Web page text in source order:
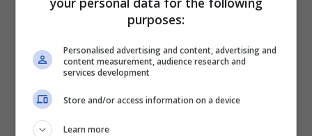
Canon PowerShot G7 X
purposes:
Personalised advertising and content, advertising and
content measurement, audience research and
services development
Store and/or access information on a device
Learn more